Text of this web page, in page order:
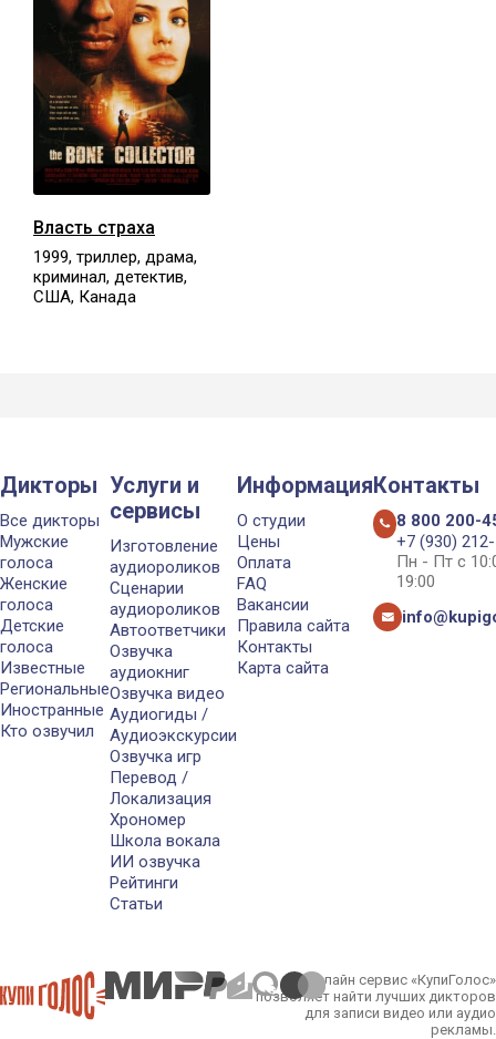
Власть страха
1999, триллер, драма,
криминал, детектив,
США, Канада
Дикторы
Все дикторы
Мужские
голоса
Женские
голоса
Детские
голоса
Известные
Региональные
Иностранные
Кто озвучил
Услуги и
сервисы
Изготовление
аудиороликов
Сценарии
аудиороликов
Автоответчики
Озвучка
аудиокниг
Озвучка видео
Аудиогиды /
Аудиоэкскурсии
Озвучка игр
Перевод /
Локализация
Хрономер
Школа вокала
ИИ озвучка
Рейтинги
Статьи
Информация
О студии
Цены
Оплата
FAQ
Вакансии
Правила сайта
Контакты
Карта сайта
Контакты
8 800 200-
+7 (930)
Пн - Пт с
19:00
Онлайн сервис «КупиГолос»
позволяет найти лучших дикторов
для записи видео или аудио
рекламы.